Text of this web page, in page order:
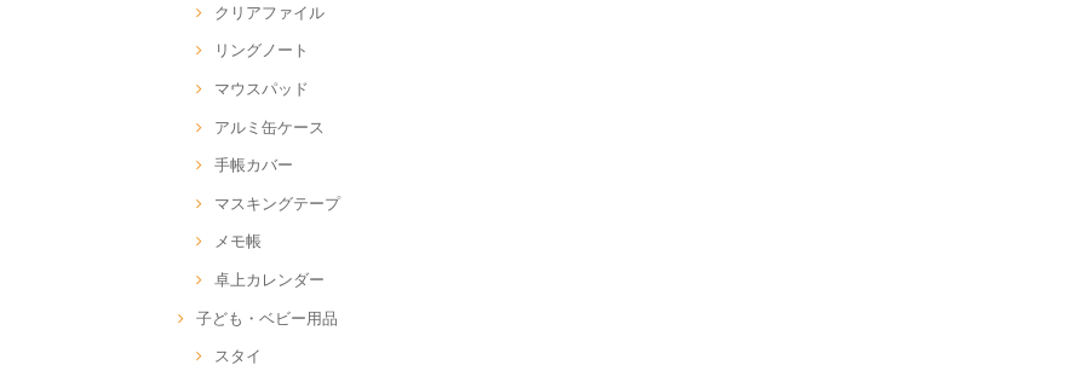
クリアファイル
リングノート
マウスパッド
アルミ缶ケース
手帳カバー
マスキングテープ
メモ帳
卓上カレンダー
子ども・ベビー用品
スタイ